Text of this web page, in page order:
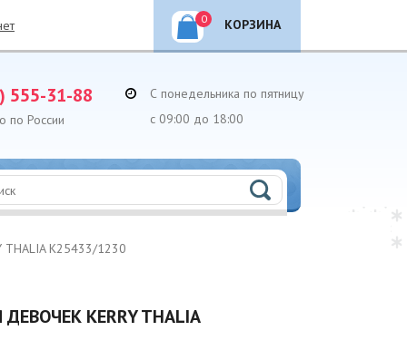
КОРЗИНА
0
555-31-88
по России
С понедельника по пятницу
с 09:00 до 18:00
THALIA K25433/1230
KERRY THALIA